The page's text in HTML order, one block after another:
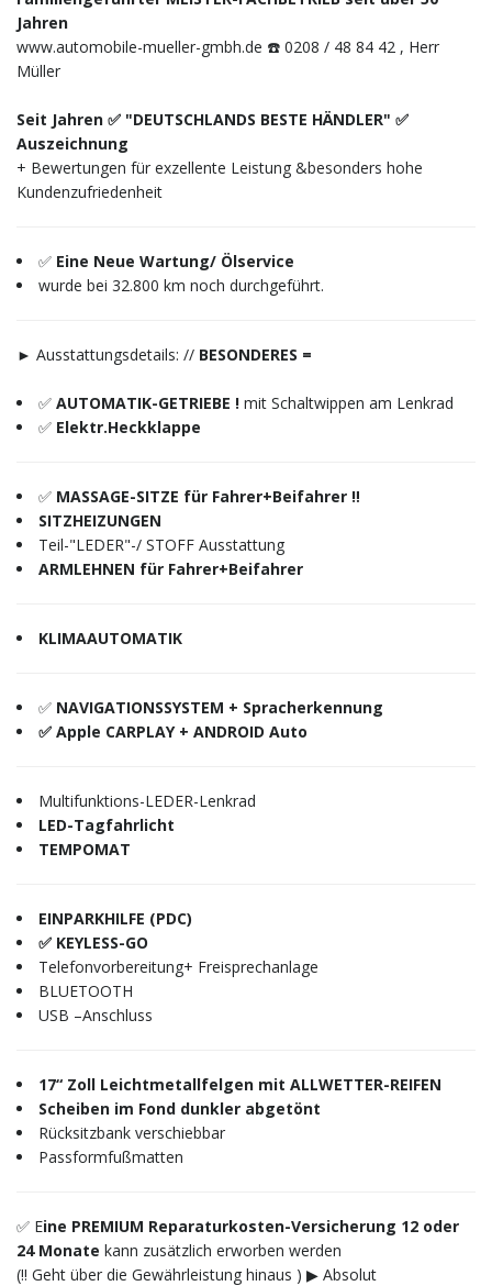
Jahren
www.automobile-mueller-gmbh.de ☎️ 0208 / 48 84 42 , Herr
Müller
Seit Jahren ✅ "DEUTSCHLANDS BESTE HÄNDLER" ✅
Auszeichnung
+ Bewertungen für exzellente Leistung &besonders hohe
Kundenzufriedenheit
✅ Eine Neue Wartung/ Ölservice
wurde bei 32.800 km noch durchgeführt.
► Ausstattungsdetails: // BESONDERES =
✅ AUTOMATIK-GETRIEBE ! mit Schaltwippen am Lenkrad
✅ Elektr.Heckklappe
✅ MASSAGE-SITZE für Fahrer+Beifahrer ‼️
SITZHEIZUNGEN
Teil-"LEDER"-/ STOFF Ausstattung
ARMLEHNEN für Fahrer+Beifahrer
KLIMAAUTOMATIK
✅ NAVIGATIONSSYSTEM + Spracherkennung
✅ Apple CARPLAY + ANDROID Auto
Multifunktions-LEDER-Lenkrad
LED-Tagfahrlicht
TEMPOMAT
EINPARKHILFE (PDC)
✅ KEYLESS-GO
Telefonvorbereitung+ Freisprechanlage
BLUETOOTH
USB –Anschluss
17“ Zoll Leichtmetallfelgen mit ALLWETTER-REIFEN
Scheiben im Fond dunkler abgetönt
Rücksitzbank verschiebbar
Passformfußmatten
✅ Eine PREMIUM Reparaturkosten-Versicherung 12 oder
24 Monate kann zusätzlich erworben werden
(‼️ Geht über die Gewährleistung hinaus ) ▶︎ Absolut